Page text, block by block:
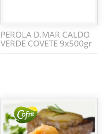
PEROLA D.MAR CALDO
VERDE COVETE 9x500gr